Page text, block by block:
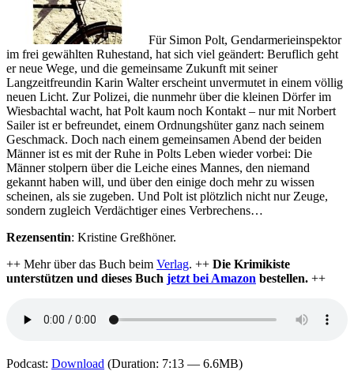
Für Simon Polt, Gendarmerieinspektor
im frei gewählten Ruhestand, hat sich viel geändert: Beruflich geht
er neue Wege, und die gemeinsame Zukunft mit seiner
Langzeitfreundin Karin Walter erscheint unvermutet in einem völlig
neuen Licht. Zur Polizei, die nunmehr über die kleinen Dörfer im
Wiesbachtal wacht, hat Polt kaum noch Kontakt – nur mit Norbert
Sailer ist er befreundet, einem Ordnungshüter ganz nach seinem
Geschmack. Doch nach einem gemeinsamen Abend der beiden
Männer ist es mit der Ruhe in Polts Leben wieder vorbei: Die
Männer stolpern über die Leiche eines Mannes, den niemand
gekannt haben will, und über den einige doch mehr zu wissen
scheinen, als sie zugeben. Und Polt ist plötzlich nicht nur Zeuge,
sondern zugleich Verdächtiger eines Verbrechens…
Rezensentin: Kristine Greßhöner.
++ Mehr über das Buch beim Verlag. ++ Die Krimikiste
unterstützen und dieses Buch jetzt bei Amazon bestellen. ++
Podcast: Download (Duration: 7:13 — 6.6MB)